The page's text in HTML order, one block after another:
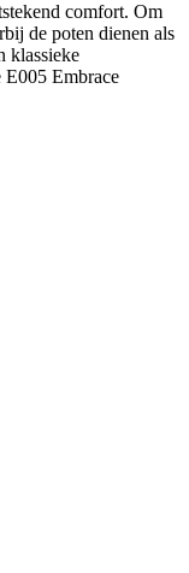
comfort. Om
de poten dienen als
klassieke
Embrace